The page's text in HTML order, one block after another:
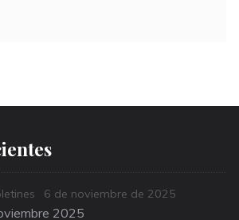
Posted
on
6 de noviembre de 2025
2025